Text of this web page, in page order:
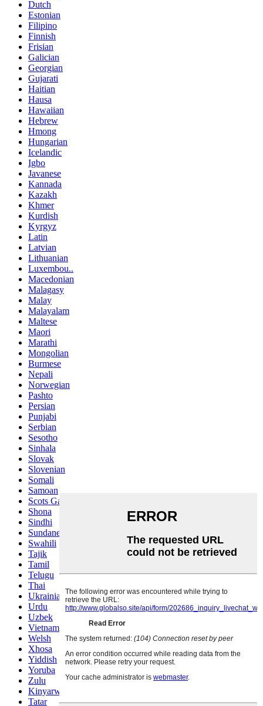
Dutch
Estonian
Filipino
Finnish
Frisian
Galician
Georgian
Gujarati
Haitian
Hausa
Hawaiian
Hebrew
Hmong
Hungarian
Icelandic
Igbo
Javanese
Kannada
Kazakh
Khmer
Kurdish
Kyrgyz
Latin
Latvian
Lithuanian
Luxembou..
Macedonian
Malagasy
Malay
Malayalam
Maltese
Maori
Marathi
Mongolian
Burmese
Nepali
Norwegian
Pashto
Persian
Punjabi
Serbian
Sesotho
Sinhala
Slovak
Slovenian
Somali
Samoan
Scots Gaelic
Shona
Sindhi
Sundanese
Swahili
Tajik
Tamil
Telugu
Thai
Ukrainian
Urdu
Uzbek
Vietnamese
Welsh
Xhosa
Yiddish
Yoruba
Zulu
Kinyarwanda
Tatar